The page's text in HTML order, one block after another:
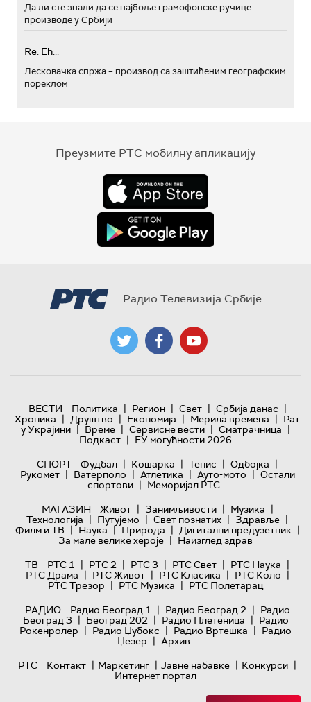
Да ли сте знали да се најбоље грамофонске ручице
производе у Србији
Re: Eh...
Лесковачка спржа – производ са заштићеним географским
пореклом
Преузмите РТС мобилну апликацију
Радио Телевизија Србије
ВЕСТИ Политика | Регион | Свет | Србија данас |
Хроника | Друштво | Економија | Мерила времена | Рат
у Украјини | Време | Сервисне вести | Сматрачница |
Подкаст | ЕУ могућности 2026
СПОРТ
Фудбал | Кошарка | Тенис | Одбојка |
Рукомет | Ватерполо | Атлетика | Ауто-мото | Остали
спортови | Меморијал РТС
МАГАЗИН
Живот | Занимљивости | Музика |
Технологијa | Путујемо | Свет познатих | Здравље |
Филм и ТВ | Наука | Природа | Дигитални предузетник |
За мале велике хероје | Наизглед здрав
ТВ
РТС 1 | РТС 2 | РТС 3 | РТС Свет | РТС Наука |
РТС Драма | РТС Живот | РТС Класика | РТС Коло |
РТС Трезор | РТС Музика | РТС Полетарац
РАДИО
Радио Београд 1 | Радио Београд 2 | Радио
Београд 3 | Београд 202 | Радио Плетеница | Радио
Рокенролер | Радио Џубокс | Радио Вртешка | Радио
Џезер | Архив
РТС
Контакт | Маркетинг | Јавне набавке | Конкурси |
Интернет портал